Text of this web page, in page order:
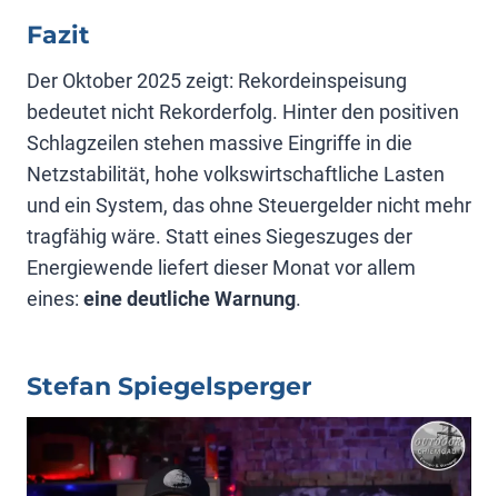
Fazit
Der Oktober 2025 zeigt: Rekordeinspeisung
bedeutet nicht Rekorderfolg. Hinter den positiven
Schlagzeilen stehen massive Eingriffe in die
Netzstabilität, hohe volkswirtschaftliche Lasten
und ein System, das ohne Steuergelder nicht mehr
tragfähig wäre. Statt eines Siegeszuges der
Energiewende liefert dieser Monat vor allem
eines: eine deutliche Warnung.
Stefan Spiegelsperger